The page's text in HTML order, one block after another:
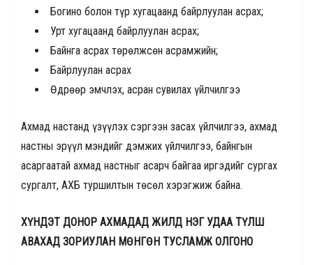
Богино болон түр хугацаанд байрлуулан асрах;
Урт хугацаанд байрлуулан асрах;
Байнга асрах төрөлжсөн асрамжийн;
Байрлуулан асрах
Өдрөөр эмчлэх, асран сувилах үйлчилгээ
Ахмад настанд үзүүлэх сэргээн засах үйлчилгээ, ахмад
настны эрүүл мэндийг дэмжих үйлчилгээ, байнгын
асаргаатай ахмад настныг асарч байгаа иргэдийг сургах
сургалт, АХБ туршилтын төсөл хэрэгжиж байна.
ХҮНДЭТ ДОНОР АХМАДАД ЖИЛД НЭГ УДАА ТҮЛШ
АВАХАД ЗОРИУЛАН МӨНГӨН ТУСЛАМЖ ОЛГОНО